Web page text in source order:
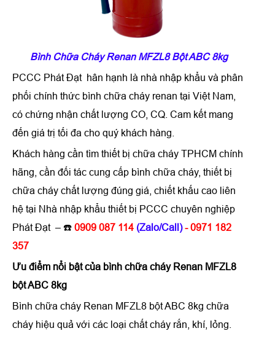
Bình Chữa Cháy Renan MFZL8 Bột ABC 8kg
PCCC Phát Đạt hân hạnh là nhà nhập khẩu và phân
phối chính thức bình chữa cháy renan tại Việt Nam,
có chứng nhận chất lượng CO, CQ. Cam kết mang
đến giá trị tối đa cho quý khách hàng.
Khách hàng cần tìm thiết bị chữa cháy TPHCM chính
hãng, cần đối tác cung cấp bình chữa cháy, thiết bị
chữa cháy chất lượng đúng giá, chiết khấu cao liên
hệ tại Nhà nhập khẩu thiết bị PCCC chuyên nghiệp
Phát Đạt – ☎️ 0909 087 114 (Zalo/Call) - 0971 182
357
Ưu điểm nổi bật của bình chữa cháy Renan MFZL8
bột ABC 8kg
Bình chữa cháy Renan MFZL8 bột ABC 8kg chữa
cháy hiệu quả với các loại chất cháy rắn, khí, lỏng.